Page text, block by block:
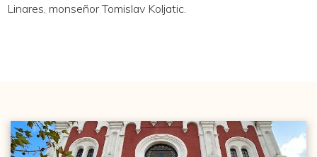
Linares, monseñor Tomislav Koljatic.